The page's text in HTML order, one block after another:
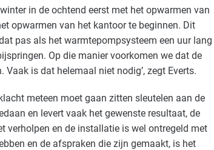
in de ochtend eerst met het opwarmen van
opwarmen van het kantoor te beginnen. Dit
pas als het warmtepompsysteem een uur lang
Op die manier voorkomen we dat de
is dat helemaal niet nodig’, zegt Everts.
meteen moet gaan zitten sleutelen aan de
en levert vaak het gewenste resultaat, de
verholpen en de installatie is wel ontregeld met
en de afspraken die zijn gemaakt, is het